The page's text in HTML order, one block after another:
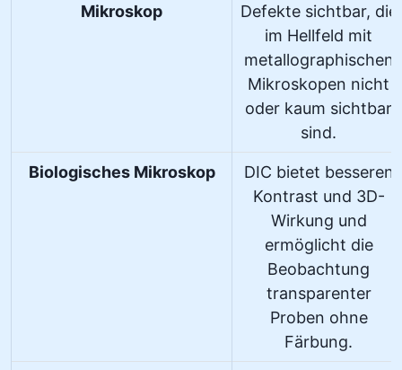
Mikroskop
Defekte sichtbar, die
im Hellfeld mit
metallographischen
Mikroskopen nicht
oder kaum sichtbar
sind.
Biologisches Mikroskop
DIC bietet besseren
Kontrast und 3D-
Wirkung und
ermöglicht die
Beobachtung
transparenter
Proben ohne
Färbung.